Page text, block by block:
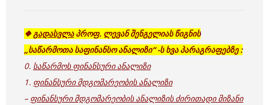
❖გადასვლაპროფ. ლევან შენგელიას წიგნის
„საწარმოთა საფინანსო ანალიზი“ -ს ხვა პარაგრაფებზე :
0. საწარმოს ფინანსური ანალიზი
1. ფინანსური მდგომარეობის ანალიზი
– ფინანსური მდგომარეობის ანალიზის ძირითადი მიზანი